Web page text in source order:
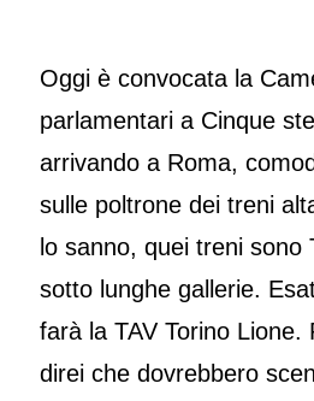
Oggi è convocata la
parlamentari a Cinque
arrivando a Roma,
sulle poltrone dei treni
lo sanno, quei treni sono
sotto lunghe gallerie.
farà la TAV Torino Lione.
direi che dovrebbero